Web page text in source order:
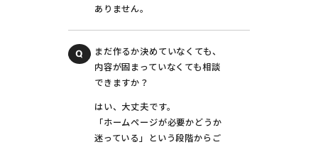
ありません。
まだ作るか決めていなくても、
内容が固まっていなくても相談
できますか？
はい、大丈夫です。
「ホームページが必要かどうか
迷っている」という段階からご